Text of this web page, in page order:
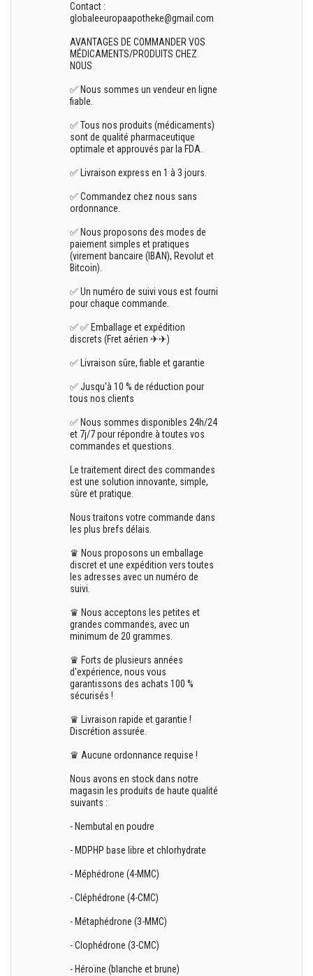
Contact :
globaleeuropaapotheke@gmail.com
AVANTAGES DE COMMANDER VOS
MÉDICAMENTS/PRODUITS CHEZ
NOUS
✅ Nous sommes un vendeur en ligne
fiable.
✅ Tous nos produits (médicaments)
sont de qualité pharmaceutique
optimale et approuvés par la FDA.
✅ Livraison express en 1 à 3 jours.
✅ Commandez chez nous sans
ordonnance.
✅ Nous proposons des modes de
paiement simples et pratiques
(virement bancaire (IBAN), Revolut et
Bitcoin).
✅ Un numéro de suivi vous est fourni
pour chaque commande.
✅ ✅ Emballage et expédition
discrets (Fret aérien ✈✈)
✅ Livraison sûre, fiable et garantie
✅ Jusqu'à 10 % de réduction pour
tous nos clients
✅ Nous sommes disponibles 24h/24
et 7j/7 pour répondre à toutes vos
commandes et questions.
Le traitement direct des commandes
est une solution innovante, simple,
sûre et pratique.
Nous traitons votre commande dans
les plus brefs délais.
♛ Nous proposons un emballage
discret et une expédition vers toutes
les adresses avec un numéro de
suivi.
♛ Nous acceptons les petites et
grandes commandes, avec un
minimum de 20 grammes.
♛ Forts de plusieurs années
d'expérience, nous vous
garantissons des achats 100 %
sécurisés !
♛ Livraison rapide et garantie !
Discrétion assurée.
♛ Aucune ordonnance requise !
Nous avons en stock dans notre
magasin les produits de haute qualité
suivants :
- Nembutal en poudre
- MDPHP base libre et chlorhydrate
- Méphédrone (4-MMC)
- Cléphédrone (4-CMC)
- Métaphédrone (3-MMC)
- Clophédrone (3-CMC)
- Héroïne (blanche et brune)